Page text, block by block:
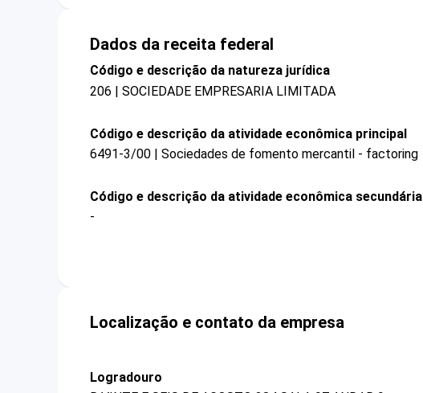
Dados da receita federal
Código e descrição da natureza jurídica
206 | SOCIEDADE EMPRESARIA LIMITADA
Código e descrição da atividade econômica principal
6491-3/00 | Sociedades de fomento mercantil - factoring
Código e descrição da atividade econômica secundária
-
Localização e contato da empresa
Logradouro